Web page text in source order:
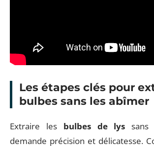
Les étapes clés pour
bulbes sans les abîmer
Extraire les bulbes de lys sans
demande précision et délicatesse.